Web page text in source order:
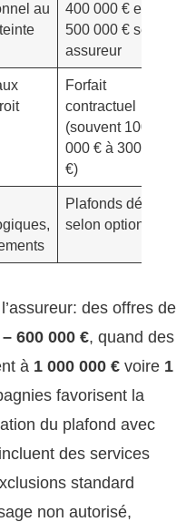
au
400 000 € et 1
500 000 € selon
assureur
Forfait
contractuel
(souvent 100
000 € à 300 000
€)
Plafonds dédiés
selon options
des offres de
600 000 €, quand des
à 1 000 000 € voire 1
favorisent la
du plafond avec
des services
standard
non autorisé,